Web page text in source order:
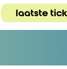
laatste